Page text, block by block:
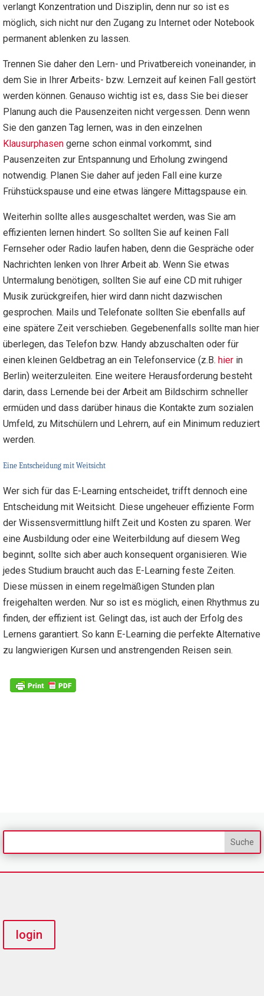
verlangt Konzentration und Disziplin, denn nur so ist es
möglich, sich nicht nur den Zugang zu Internet oder Notebook
permanent ablenken zu lassen.
Trennen Sie daher den Lern- und Privatbereich voneinander, in
dem Sie in Ihrer Arbeits- bzw. Lernzeit auf keinen Fall gestört
werden können. Genauso wichtig ist es, dass Sie bei dieser
Planung auch die Pausenzeiten nicht vergessen. Denn wenn
Sie den ganzen Tag lernen, was in den einzelnen
Klausurphasen gerne schon einmal vorkommt, sind
Pausenzeiten zur Entspannung und Erholung zwingend
notwendig. Planen Sie daher auf jeden Fall eine kurze
Frühstückspause und eine etwas längere Mittagspause ein.
Weiterhin sollte alles ausgeschaltet werden, was Sie am
effizienten lernen hindert. So sollten Sie auf keinen Fall
Fernseher oder Radio laufen haben, denn die Gespräche oder
Nachrichten lenken von Ihrer Arbeit ab. Wenn Sie etwas
Untermalung benötigen, sollten Sie auf eine CD mit ruhiger
Musik zurückgreifen, hier wird dann nicht dazwischen
gesprochen. Mails und Telefonate sollten Sie ebenfalls auf
eine spätere Zeit verschieben. Gegebenenfalls sollte man hier
überlegen, das Telefon bzw. Handy abzuschalten oder für
einen kleinen Geldbetrag an ein Telefonservice (z.B. hier in
Berlin) weiterzuleiten. Eine weitere Herausforderung besteht
darin, dass Lernende bei der Arbeit am Bildschirm schneller
ermüden und dass darüber hinaus die Kontakte zum sozialen
Umfeld, zu Mitschülern und Lehrern, auf ein Minimum reduziert
werden.
Eine Entscheidung mit Weitsicht
Wer sich für das E-Learning entscheidet, trifft dennoch eine
Entscheidung mit Weitsicht. Diese ungeheuer effiziente Form
der Wissensvermittlung hilft Zeit und Kosten zu sparen. Wer
eine Ausbildung oder eine Weiterbildung auf diesem Weg
beginnt, sollte sich aber auch konsequent organisieren. Wie
jedes Studium braucht auch das E-Learning feste Zeiten.
Diese müssen in einem regelmäßigen Stunden plan
freigehalten werden. Nur so ist es möglich, einen Rhythmus zu
finden, der effizient ist. Gelingt das, ist auch der Erfolg des
Lernens garantiert. So kann E-Learning die perfekte Alternative
zu langwierigen Kursen und anstrengenden Reisen sein.
login